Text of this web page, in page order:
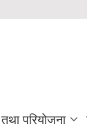
परियोजना